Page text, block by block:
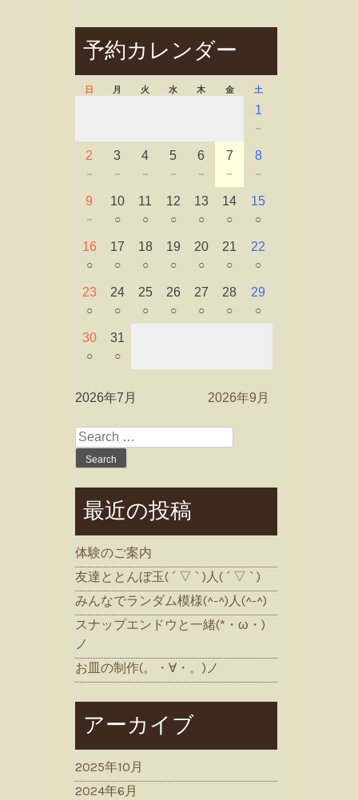
予約カレンダー
日 月 火 水 木 金 土
1
－
2
－
3
－
4
－
5
－
6
－
7
－
8
－
9
－
10
○
11
○
12
○
13
○
14
○
15
○
16
○
17
○
18
○
19
○
20
○
21
○
22
○
23
○
24
○
25
○
26
○
27
○
28
○
29
○
30
○
31
○
2026年7月 2026年9月
Search
for:
最近の投稿
体験のご案内
友達ととんぼ玉( ´ ▽ ` )人( ´ ▽ ` )
みんなでランダム模様(^-^)人(^-^)
スナップエンドウと一緒(*・ω・)
ノ
お皿の制作(。・∀・。)ノ
アーカイブ
2025年10月
2024年6月